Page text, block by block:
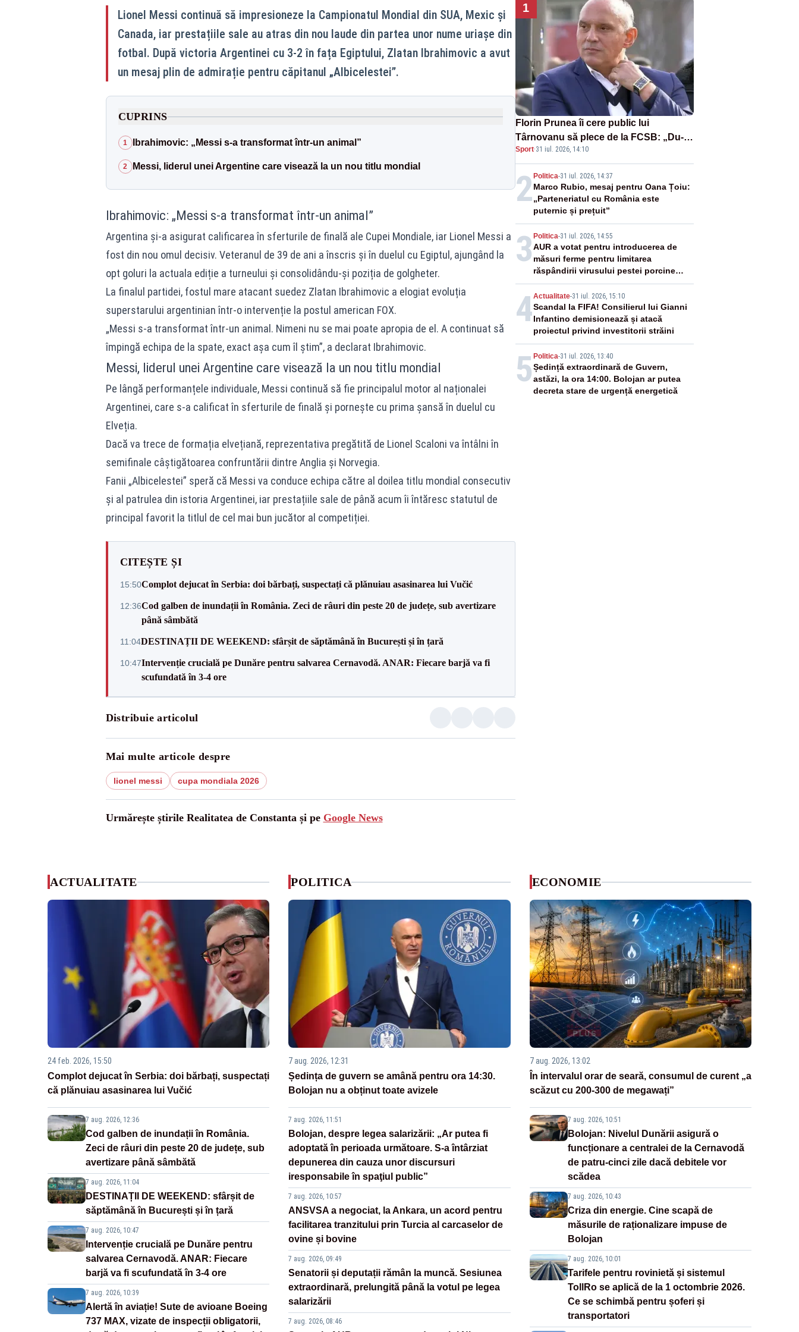
Lionel Messi continuă să impresioneze la Campionatul Mondial din SUA, Mexic și
Canada, iar prestațiile sale au atras din nou laude din partea unor nume uriașe din
fotbal. După victoria Argentinei cu 3-2 în fața Egiptului, Zlatan Ibrahimovic a avut
un mesaj plin de admirație pentru căpitanul „Albicelestei”.
CUPRINS
1 Ibrahimovic: „Messi s-a transformat într-un animal”
2 Messi, liderul unei Argentine care visează la un nou titlu mondial
Ibrahimovic: „Messi s-a transformat într-un animal”
Argentina și-a asigurat calificarea în sferturile de finală ale Cupei Mondiale, iar Lionel Messi a
fost din nou omul decisiv. Veteranul de 39 de ani a înscris și în duelul cu Egiptul, ajungând la
opt goluri la actuala ediție a turneului și consolidându-și poziția de golgheter.
La finalul partidei, fostul mare atacant suedez Zlatan Ibrahimovic a elogiat evoluția
superstarului argentinian într-o intervenție la postul american FOX.
„Messi s-a transformat într-un animal. Nimeni nu se mai poate apropia de el. A continuat să
împingă echipa de la spate, exact așa cum îl știm”, a declarat Ibrahimovic.
Messi, liderul unei Argentine care visează la un nou titlu mondial
Pe lângă performanțele individuale, Messi continuă să fie principalul motor al naționalei
Argentinei, care s-a calificat în sferturile de finală și pornește cu prima șansă în duelul cu
Elveția.
Dacă va trece de formația elvețiană, reprezentativa pregătită de Lionel Scaloni va întâlni în
semifinale câștigătoarea confruntării dintre Anglia și Norvegia.
Fanii „Albicelestei” speră că Messi va conduce echipa către al doilea titlu mondial consecutiv
și al patrulea din istoria Argentinei, iar prestațiile sale de până acum îi întăresc statutul de
principal favorit la titlul de cel mai bun jucător al competiției.
CITEȘTE ȘI
15:50Complot dejucat în Serbia: doi bărbați, suspectați că plănuiau asasinarea lui Vučić
12:36Cod galben de inundații în România. Zeci de râuri din peste 20 de județe, sub avertizare
până sâmbătă
11:04DESTINAȚII DE WEEKEND: sfârșit de săptămână în București și în țară
10:47Intervenție crucială pe Dunăre pentru salvarea Cernavodă. ANAR: Fiecare barjă va fi
scufundată în 3-4 ore
Distribuie articolul
Mai multe articole despre
lionel messi cupa mondiala 2026
Urmărește știrile Realitatea de Constanta și pe Google News
1
Florin Prunea îi cere public lui
Târnovanu să plece de la FCSB: „Du-
te, nene, învârtindu-te!”
Sport·31 iul. 2026, 14:10
2 Politica-31 iul. 2026, 14:37
Marco Rubio, mesaj pentru Oana Țoiu:
„Parteneriatul cu România este
puternic și prețuit”
3 Politica-31 iul. 2026, 14:55
AUR a votat pentru introducerea de
măsuri ferme pentru limitarea
răspândirii virusului pestei porcine
africane
4Actualitate-31 iul. 2026, 15:10
Scandal la FIFA! Consilierul lui Gianni
Infantino demisionează și atacă
proiectul privind investitorii străini
5 Politica-31 iul. 2026, 13:40
Ședință extraordinară de Guvern,
astăzi, la ora 14:00. Bolojan ar putea
decreta stare de urgență energetică
ACTUALITATE
24 feb. 2026, 15:50
Complot dejucat în Serbia: doi bărbați, suspectați
că plănuiau asasinarea lui Vučić
7 aug. 2026, 12:36
Cod galben de inundații în România.
Zeci de râuri din peste 20 de județe, sub
avertizare până sâmbătă
7 aug. 2026, 11:04
DESTINAȚII DE WEEKEND: sfârșit de
săptămână în București și în țară
7 aug. 2026, 10:47
Intervenție crucială pe Dunăre pentru
salvarea Cernavodă. ANAR: Fiecare
barjă va fi scufundată în 3-4 ore
7 aug. 2026, 10:39
Alertă în aviație! Sute de avioane Boeing
737 MAX, vizate de inspecții obligatorii,
POLITICA
7 aug. 2026, 12:31
Ședința de guvern se amână pentru ora 14:30.
Bolojan nu a obținut toate avizele
7 aug. 2026, 11:51
Bolojan, despre legea salarizării: „Ar putea fi
adoptată în perioada următoare. S-a întârziat
depunerea din cauza unor discursuri
iresponsabile în spaţiul public”
7 aug. 2026, 10:57
ANSVSA a negociat, la Ankara, un acord pentru
facilitarea tranzitului prin Turcia al carcaselor de
ovine și bovine
7 aug. 2026, 09:49
Senatorii și deputații rămân la muncă. Sesiunea
extraordinară, prelungită până la votul pe legea
salarizării
7 aug. 2026, 08:46
ECONOMIE
7 aug. 2026, 13:02
În intervalul orar de seară, consumul de curent „a
scăzut cu 200-300 de megawați”
7 aug. 2026, 10:51
Bolojan: Nivelul Dunării asigură o
funcționare a centralei de la Cernavodă
de patru-cinci zile dacă debitele vor
scădea
7 aug. 2026, 10:43
Criza din energie. Cine scapă de
măsurile de raționalizare impuse de
Bolojan
7 aug. 2026, 10:01
Tarifele pentru rovinietă și sistemul
TollRo se aplică de la 1 octombrie 2026.
Ce se schimbă pentru șoferi și
transportatori